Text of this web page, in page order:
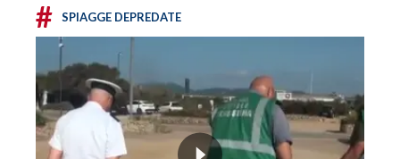
# SPIAGGE DEPREDATE